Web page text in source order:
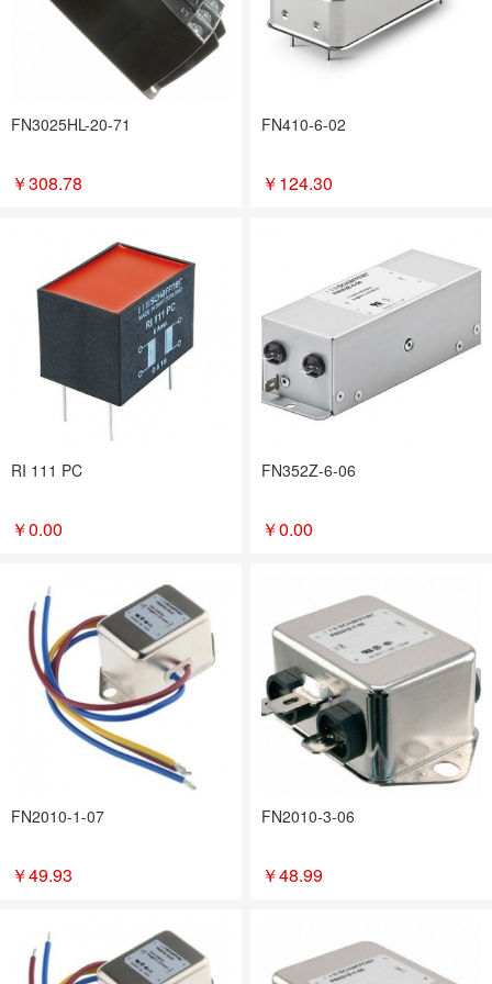
FN3025HL-20-71
￥308.78
FN410-6-02
￥124.30
RI 111 PC
￥0.00
FN352Z-6-06
￥0.00
FN2010-1-07
￥49.93
FN2010-3-06
￥48.99